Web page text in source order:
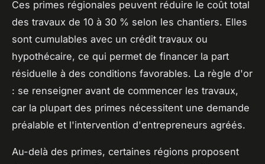
Ces primes régionales peuvent réduire le coût total
des travaux de 10 à 30 % selon les chantiers. Elles
sont cumulables avec un crédit travaux ou
hypothécaire, ce qui permet de financer la part
résiduelle à des conditions favorables. La règle d'or
: se renseigner avant de commencer les travaux,
car la plupart des primes nécessitent une demande
préalable et l'intervention d'entrepreneurs agréés.
Au-delà des primes, certaines régions proposent